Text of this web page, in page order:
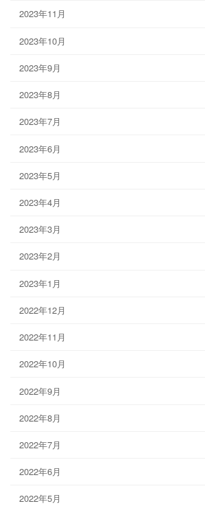
2023年11月
2023年10月
2023年9月
2023年8月
2023年7月
2023年6月
2023年5月
2023年4月
2023年3月
2023年2月
2023年1月
2022年12月
2022年11月
2022年10月
2022年9月
2022年8月
2022年7月
2022年6月
2022年5月